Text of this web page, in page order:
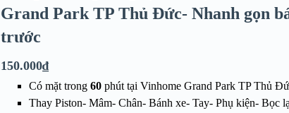
Grand Park TP Thủ Đức- Nhanh gọn
trước
150.000₫
Có mặt trong 60phút tại Vinhome Grand Park TP Thủ
Thay Piston- Mâm- Chân- Bánh xe- Tay- Phụ kiện- Bọc